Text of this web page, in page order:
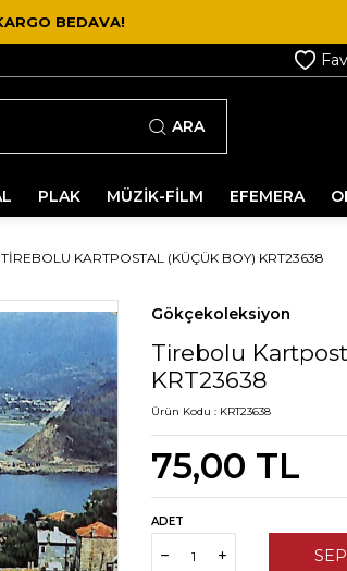
BEDAVA!
ARA
PLAK MÜZİK-FİLM EFEMERA
TIREBOLU KARTPOSTAL (KÜÇÜK BOY) KRT23638
Gökçekoleksiyon
Tirebolu
KRT23638
Ürün Kodu : KRT23638
75,00 TL
ADET